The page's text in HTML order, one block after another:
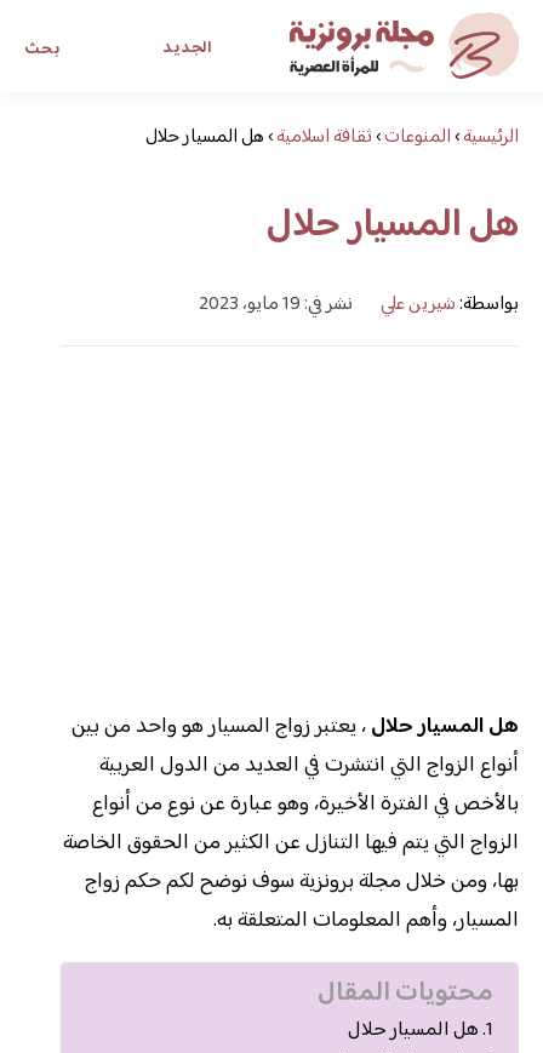
بحث الجديد
مجلة برونزية للفتاة العصرية
ابحث عن أي موضوع يهمك
الرئيسية›المنوعات›ثقافة اسلامية›هل المسيار حلال
هل المسيار حلال
بواسطة:شيرين علي نشر في: 19 مايو، 2023
هل المسيار حلال، يعتبر زواج المسيار هو واحد من بين
أنواع الزواج التي انتشرت في العديد من الدول العربية
بالأخص في الفترة الأخيرة، وهو عبارة عن نوع من أنواع
الزواج التي يتم فيها التنازل عن الكثير من الحقوق الخاصة
بها، ومن خلال مجلة برونزية سوف نوضح لكم حكم زواج
المسيار، وأهم المعلومات المتعلقة به.
محتويات المقال
هل المسيار حلال